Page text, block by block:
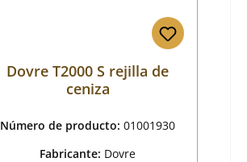
Dovre T2000 S rejilla de
ceniza
Número de producto:01001930
Fabricante: Dovre